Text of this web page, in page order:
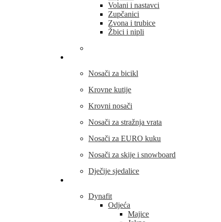
Volani i nastavci
Zupčanici
Zvona i trubice
Žbici i nipli
Nosači za bicikl
Krovne kutije
Krovni nosači
Nosači za stražnja vrata
Nosači za EURO kuku
Nosači za skije i snowboard
Dječije sjedalice
Dynafit
Odjeća
Majice